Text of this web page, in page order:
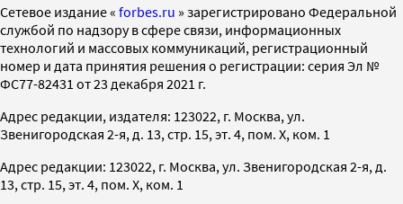
Cетевое издание « forbes.ru » зарегистрировано Федеральной
службой по надзору в сфере связи, информационных
технологий и массовых коммуникаций, регистрационный
номер и дата принятия решения о регистрации: серия Эл №
ФС77-82431 от 23 декабря 2021 г.
Адрес редакции, издателя: 123022, г. Москва, ул.
Звенигородская 2-я, д. 13, стр. 15, эт. 4, пом. X, ком. 1
Адрес редакции: 123022, г. Москва, ул. Звенигородская 2-я, д.
13, стр. 15, эт. 4, пом. X, ком. 1